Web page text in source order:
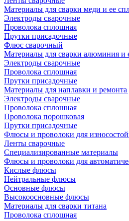
Материалы для сварки меди и ее
Электроды сварочные
Проволока сплошная
Прутки присадочные
Флюс сварочный
Материалы для сварки алюминия и
Электроды сварочные
Проволока сплошная
Прутки присадочные
Материалы для наплавки и ремонта
Электроды сварочные
Проволока сплошная
Проволока порошковая
Прутки присадочные
Флюсы и проволоки для
Ленты сварочные
Специализированные материалы
Флюсы и проволоки для
Кислые флюсы
Нейтральные флюсы
Основные флюсы
Высокоосновные флюсы
Материалы для сварки титана
Проволока сплошная